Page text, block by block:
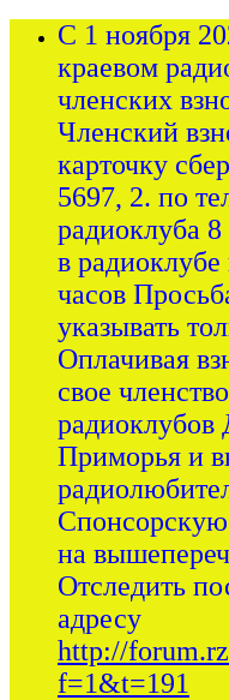
С 1 ноября
краевом
членских
Членский
карточку
5697, 2. по
радиоклуба
в
часов
указывать
Оплачивая
свое
радиоклубов
Приморья и
на
Отследить
адресу
http://
f=1&t=191